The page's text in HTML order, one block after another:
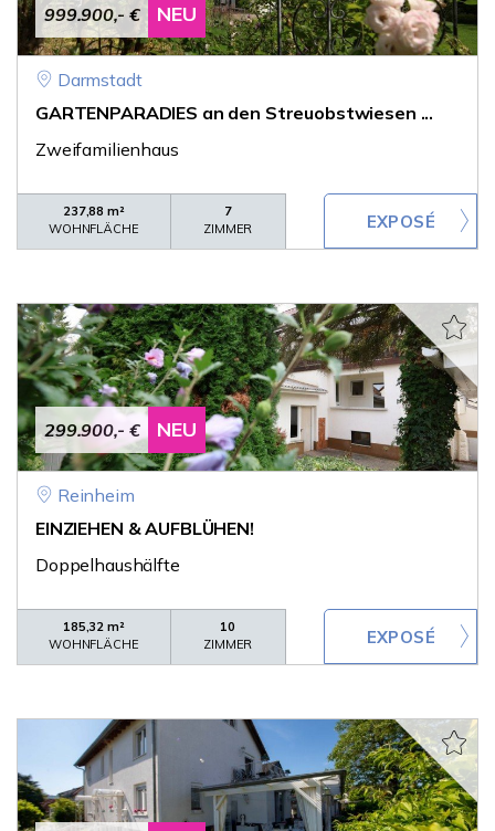
999.900,- € NEU
Darmstadt
GARTENPARADIES an den Streuobstwiesen ...
Zweifamilienhaus
237,88 m²
WOHNFLÄCHE
7
ZIMMER
299.900,- € NEU
Reinheim
EINZIEHEN & AUFBLÜHEN!
Doppelhaushälfte
185,32 m²
WOHNFLÄCHE
10
ZIMMER